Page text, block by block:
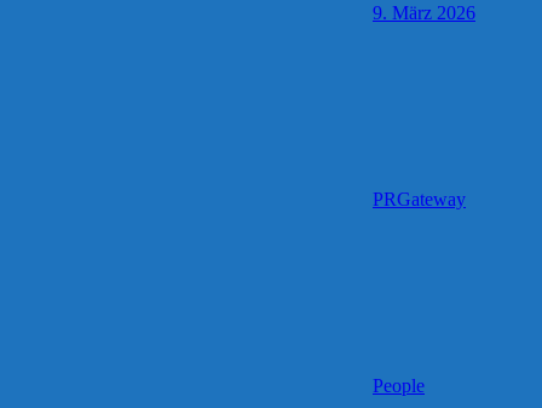
9. März 2026
PRGateway
People